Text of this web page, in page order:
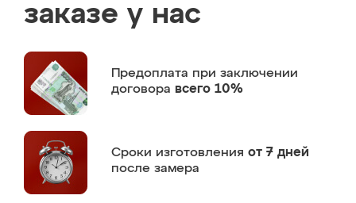
заказе у нас
Предоплата при заключении
договора всего 10%
Сроки изготовления от 7 дней
после замера